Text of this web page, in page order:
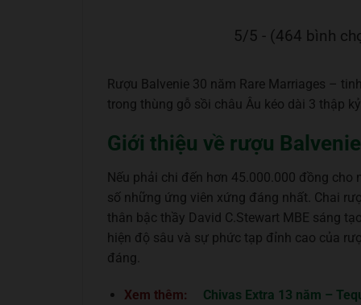
5/5 - (464 bình
Rượu Balvenie 30 năm Rare Marriages –
trong thùng gỗ sồi châu Âu kéo dài 3 thập kỷ.
Giới thiệu về rượu
Nếu phải chi đến hơn 45.000.000 đồng
số những ứng viên xứng đáng nhất. Chai
thân bậc thầy David C.Stewart MBE sáng
hiện độ sâu và sự phức tạp đỉnh cao của
đáng.
Xem thêm: Chivas Extra 13 năm –